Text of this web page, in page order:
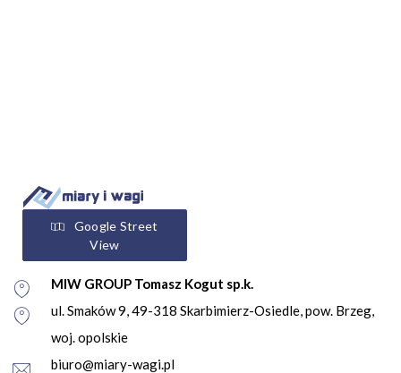
Google Street
View
MIW GROUP Tomasz Kogut sp.k.
ul. Smaków 9, 49-318 Skarbimierz-Osiedle, pow. Brzeg,
woj. opolskie
biuro@miary-wagi.pl